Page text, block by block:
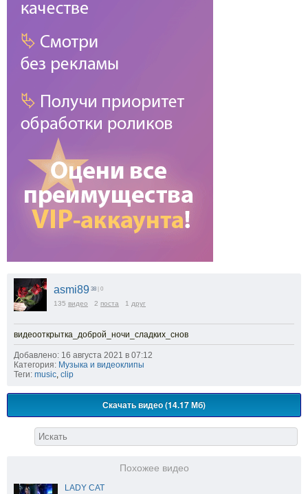
asmi89 38 | 0
135 видео 2 поста 1 друг
видеооткрытка_доброй_ночи_сладких_снов
Добавлено: 16 августа 2021 в 07:12
Категория: Музыка и видеоклипы
Теги: music, clip
Скачать видео (14.17 Мб)
Похожее видео
LADY CAT